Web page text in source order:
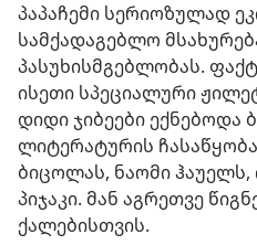
პაპაჩემი სერიოზულად
სამქადაგებლო
პასუხისმგებლობას.
ისეთი სპეციალური
დიდი ჯიბეები ექნებოდა
ლიტერატურის
ბიცოლას, ნაომი ჰაუელს,
პიჯაკი. მან აგრეთვე
ქალებისთვის.